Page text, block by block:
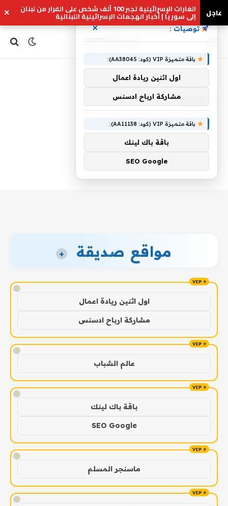
عاجل الغارات الإسرائيلية تجبر 100 ألف شخص على الفرار من لبنان
إلى سوريا | أخبار الهجمات الإسرائيلية اللبنانية ×
علاقتنا
مواقع صديقة +
!
اول اثنين ريادة اعمال
مشاركة ارباح ادسنس
!
عالم الشباب
!
باقة باك لينك
SEO Google
!
ماسنجر المسلم
!
توصيات : ×
باقة متميزة VIP (كود: AA38045):
اول اثنين ريادة اعمال
مشاركة ارباح ادسنس
باقة متميزة VIP (كود: AA11138):
باقة باك لينك
SEO Google